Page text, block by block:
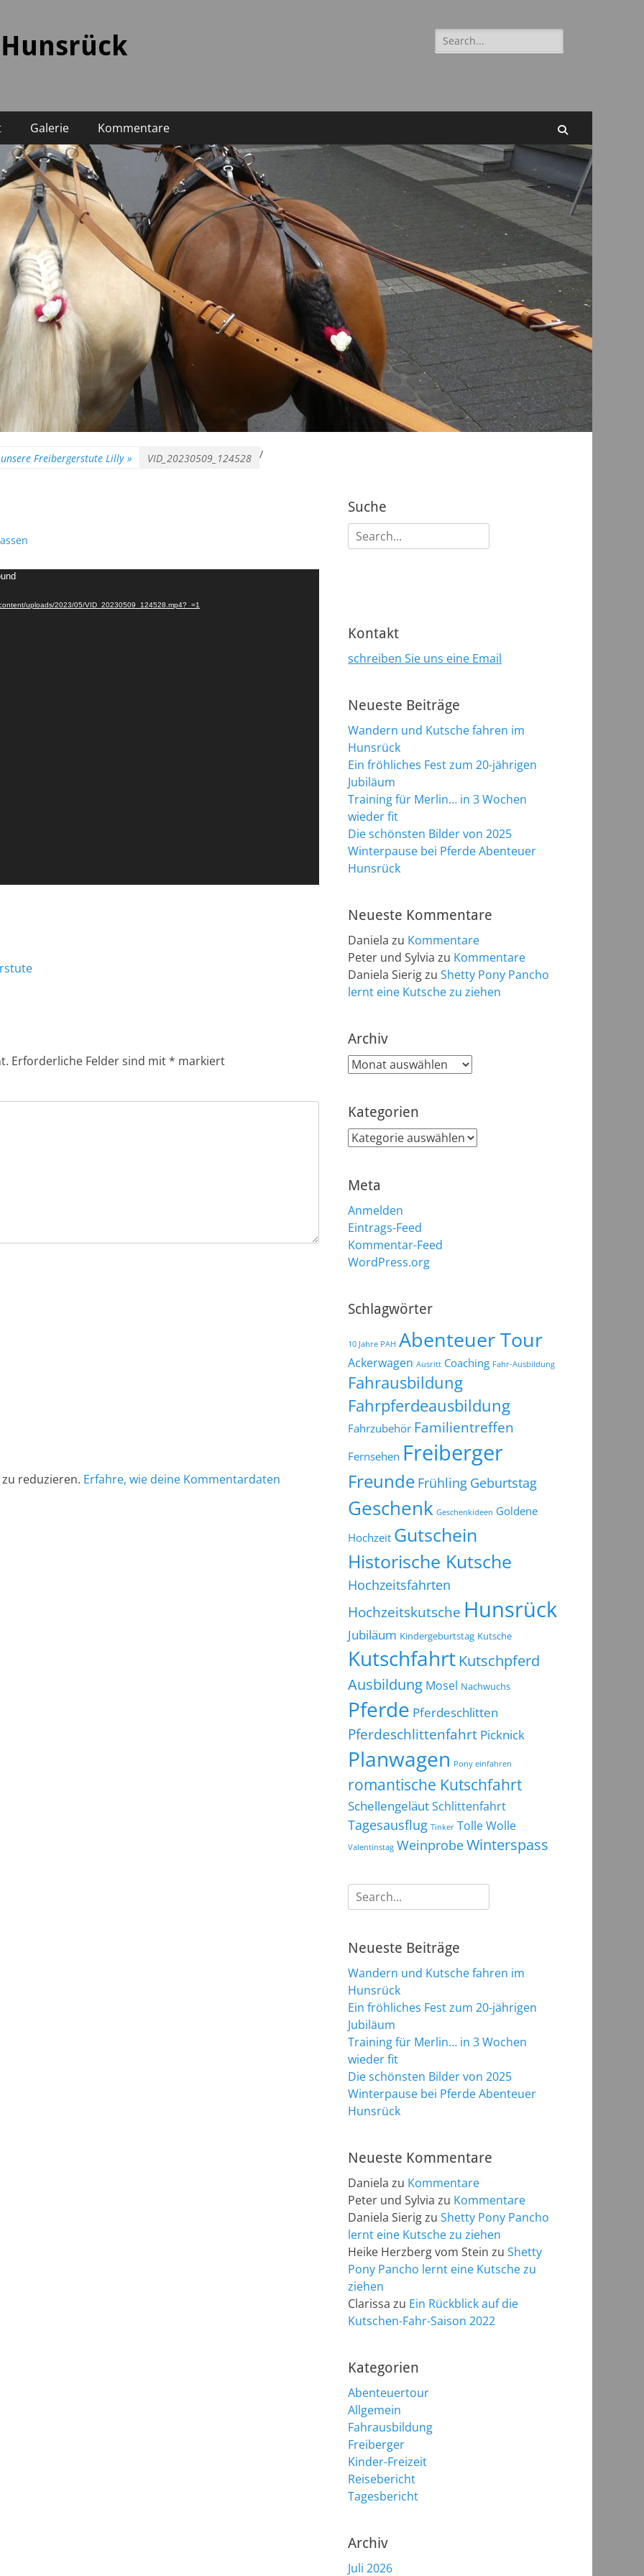
Suchen
nach:
Galerie Kommentare
/
Freibergerstute Lilly » VID_20230509_124528
uploads/2023/05/VID_20230509_124528.mp4?_=1
Erforderliche Felder sind mit* markiert
reduzieren. Erfahre, wie deine Kommentardaten
Suche
Suchen
nach:
Kontakt
schreiben Sie uns eine Email
Neueste Beiträge
Wandern und Kutsche fahren im
Hunsrück
Ein fröhliches Fest zum 20-jährigen
Jubiläum
Training für Merlin… in 3 Wochen
wieder fit
Die schönsten Bilder von 2025
Winterpause bei Pferde Abenteuer
Hunsrück
Neueste Kommentare
Daniela zu Kommentare
Peter und Sylvia zu Kommentare
Daniela Sierigzu Shetty Pony Pancho
lernt eine Kutsche zu ziehen
Archiv
Archiv
Kategorien
Kategorien
Meta
Anmelden
Eintrags-Feed
Kommentar-Feed
WordPress.org
Schlagwörter
10 Jahre PAH Abenteuer Tour
Ackerwagen Ausritt Coaching Fahr-Ausbildung
Fahrausbildung
Fahrpferdeausbildung
Fahrzubehör Familientreffen
Fernsehen Freiberger
Freunde Frühling Geburtstag
Geschenk Geschenkideen Goldene
Hochzeit Gutschein
Historische Kutsche
Hochzeitsfahrten
Hochzeitskutsche Hunsrück
Jubiläum Kindergeburtstag Kutsche
Kutschfahrt Kutschpferd
Ausbildung Mosel Nachwuchs
Pferde Pferdeschlitten
Pferdeschlittenfahrt Picknick
Planwagen Pony einfahren
romantische Kutschfahrt
SchellengeläutSchlittenfahrt
Tagesausflug Tinker Tolle Wolle
Valentinstag WeinprobeWinterspass
Suchen
nach:
Neueste Beiträge
Wandern und Kutsche fahren im
Hunsrück
Ein fröhliches Fest zum 20-jährigen
Jubiläum
Training für Merlin… in 3 Wochen
wieder fit
Die schönsten Bilder von 2025
Winterpause bei Pferde Abenteuer
Hunsrück
Neueste Kommentare
Daniela zu Kommentare
Peter und Sylvia zu Kommentare
Daniela Sierigzu Shetty Pony Pancho
lernt eine Kutsche zu ziehen
Heike Herzberg vom Stein zu Shetty
Pony Pancho lernt eine Kutsche zu
ziehen
Clarissa zu Ein Rückblick auf die
Kutschen-Fahr-Saison 2022
Kategorien
Abenteuertour
Allgemein
Fahrausbildung
Freiberger
Kinder-Freizeit
Reisebericht
Tagesbericht
Archiv
Juli 2026